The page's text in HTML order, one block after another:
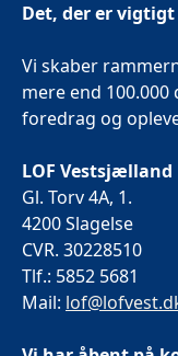
Det, der er
Vi skaber
mere end
foredrag og
LOF Vestsjælland
Gl. Torv 4A, 1.
4200 Slagelse
CVR. 30228510
Tlf.: 5852 5681
Mail: